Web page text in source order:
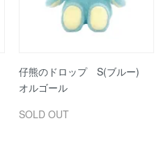
仔熊のドロップ S(ブルー)
オルゴール
SOLD OUT